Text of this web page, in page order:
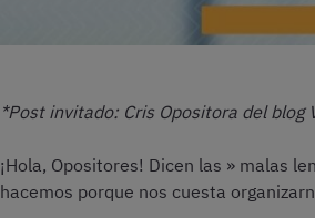
*Post invitado: Cris Opositora del
¡Hola, Opositores! Dicen las » malas
hacemos porque nos cuesta